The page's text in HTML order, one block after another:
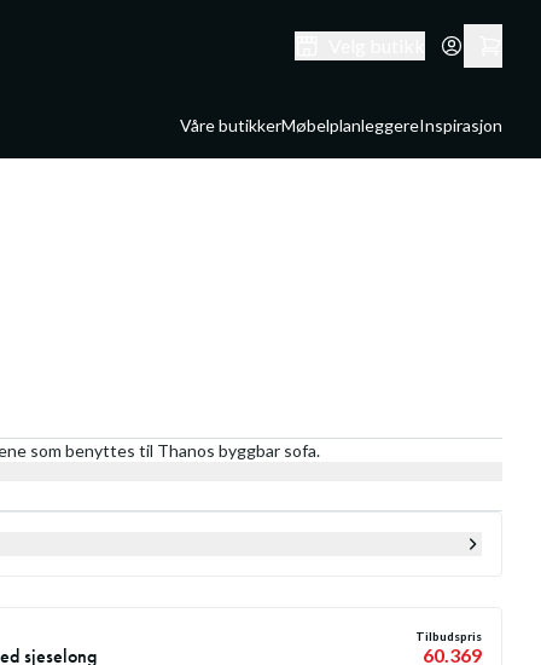
Våre butikkerMøbelplanleggereInspirasjon
som benyttes til Thanos byggbar sofa.
sjeselong
Tilbudspris
60.369